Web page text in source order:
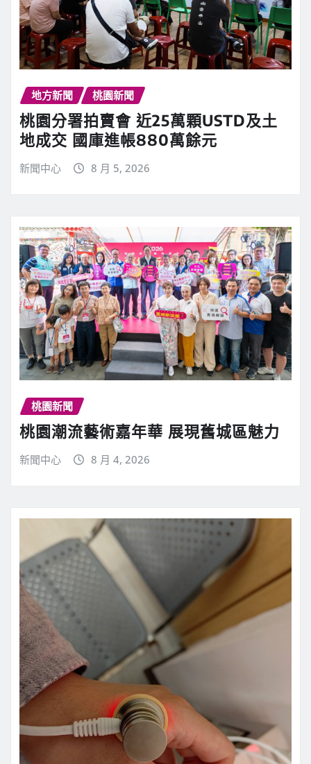
地方新聞 桃園新聞
桃園分署拍賣會 近25萬顆USTD及土
地成交 國庫進帳880萬餘元
新聞中心 8 月 5, 2026
桃園新聞
桃園潮流藝術嘉年華 展現舊城區魅力
新聞中心 8 月 4, 2026